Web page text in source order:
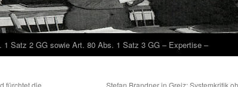
1 Satz 2 GG sowie Art. 80 Abs. 1 Satz 3 GG – Expertise –
fürchtet die
„Stefan Brandner in Greiz: Systemkritik